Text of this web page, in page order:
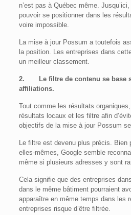
n’est pas à Québec même.
pouvoir se positionner dans les
voire impossible.
La mise à jour Possum a toutefois
la position. Les entreprises dans
un meilleur classement.
2. Le filtre de contenu se base
affiliations.
Tout comme les résultats
résultats locaux et les filtre afin
objectifs de la mise à jour Possum
Le filtre est devenu plus précis. Bien
elles-mêmes, Google semble
même si plusieurs adresses y sont
Cela signifie que des entreprises
dans le même bâtiment pourraient
apparaître en même temps dans les
entreprises risque d’être filtrée.